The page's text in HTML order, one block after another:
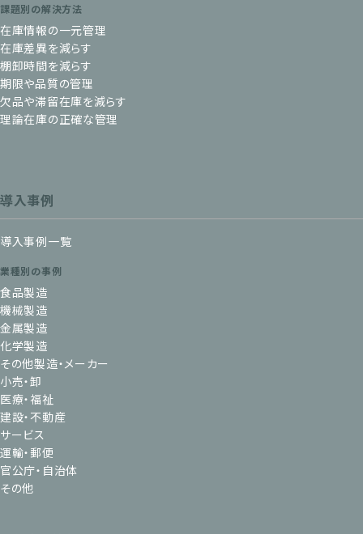
課題別の解決方法
在庫情報の一元管理
在庫差異を減らす
棚卸時間を減らす
期限や品質の管理
欠品や滞留在庫を減らす
理論在庫の正確な管理
導入事例
導入事例一覧
業種別の事例
食品製造
機械製造
金属製造
化学製造
その他製造・メーカー
小売・卸
医療・福祉
建設・不動産
サービス
運輸・郵便
官公庁・自治体
その他